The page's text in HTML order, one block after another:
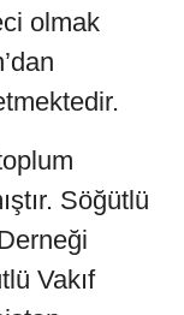
olmak
Söğütlü
Vakıf